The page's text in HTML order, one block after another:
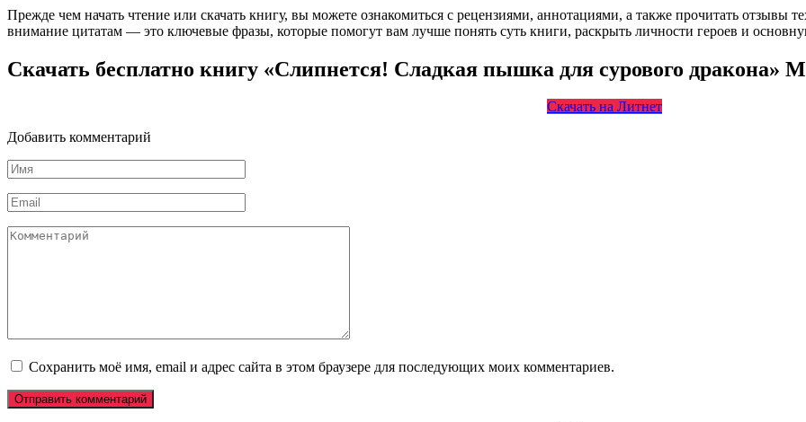
Прежде чем начать чтение или скачать книгу, вы можете ознакомиться с рецензиями, аннотациями, а также прочитать отзывы
внимание цитатам — это ключевые фразы, которые помогут вам лучше понять суть книги, раскрыть личности героев и
Скачать бесплатно книгу «Слипнется! Сладкая пышка для сурового
Скачать на Литнет
Добавить комментарий
Имя
*
Email
*
Комментарий
Сохранить моё имя, email и адрес сайта в этом браузере для последующих моих комментариев.